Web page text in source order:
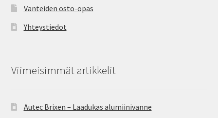
Vanteiden osto-opas
Yhteystiedot
Viimeisimmät artikkelit
Autec Brixen – Laadukas alumiinivanne